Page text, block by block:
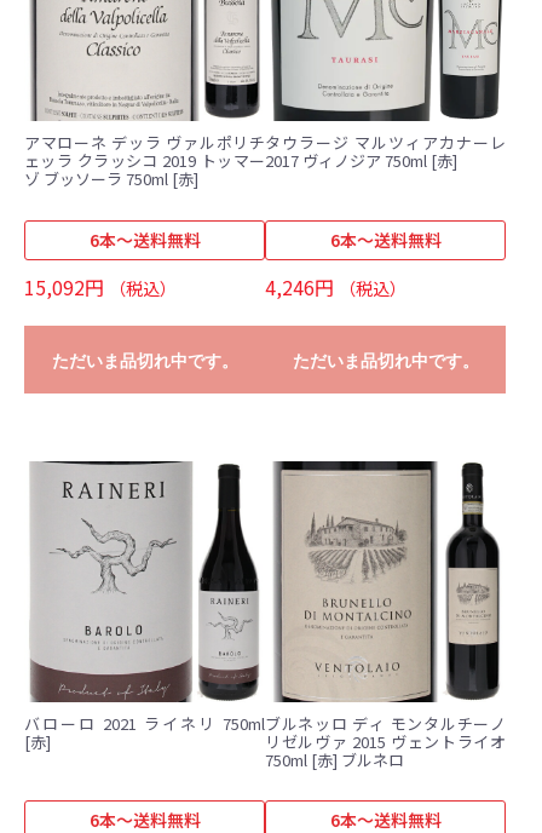
アマローネ デッラ ヴァルポリチ
ェッラ クラッシコ 2019 トッマー
ゾ ブッソーラ 750ml [赤]
6本～送料無料
15,092円 （税込）
ただいま品切れ中です。
タウラージ マルツィアカナーレ
2017 ヴィノジア 750ml [赤]
6本～送料無料
4,246円 （税込）
ただいま品切れ中です。
バローロ 2021 ライネリ 750ml
[赤]
6本～送料無料
ブルネッロ ディ モンタルチーノ
リゼルヴァ 2015 ヴェントライオ
750ml [赤] ブルネロ
6本～送料無料